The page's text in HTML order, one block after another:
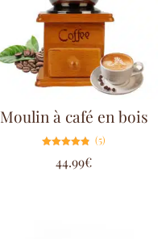
Moulin à café en bois
4.80
sur 5
(5)
44.99€